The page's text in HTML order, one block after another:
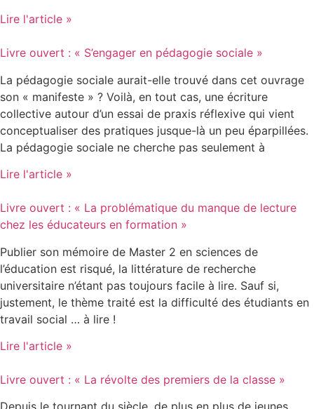
Lire l'article »
Livre ouvert : « S’engager en pédagogie sociale »
La pédagogie sociale aurait-elle trouvé dans cet ouvrage
son « manifeste » ? Voilà, en tout cas, une écriture
collective autour d’un essai de praxis réflexive qui vient
conceptualiser des pratiques jusque-là un peu éparpillées.
La pédagogie sociale ne cherche pas seulement à
Lire l'article »
Livre ouvert : « La problématique du manque de lecture
chez les éducateurs en formation »
Publier son mémoire de Master 2 en sciences de
l’éducation est risqué, la littérature de recherche
universitaire n’étant pas toujours facile à lire. Sauf si,
justement, le thème traité est la difficulté des étudiants en
travail social … à lire !
Lire l'article »
Livre ouvert : « La révolte des premiers de la classe »